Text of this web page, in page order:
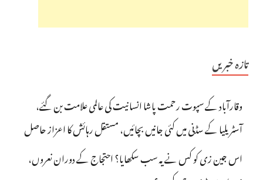
تازہ خبریں
وقارآباد کے سپوت رحمت پاشا انسانیت کی عالمی علامت بن گئے،
آسٹریلیا کے سڈنی میں کئی جانیں بچائیں، مستقل رہائش کا اعزاز حاصل
اس جین زی کو کس نے یہ سب سکھایا؟ احتجاج کے دوران نعروں،